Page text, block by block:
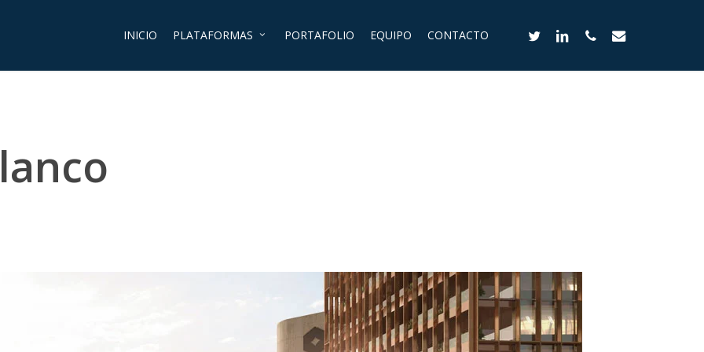
INICIO PLATAFORMAS PORTAFOLIO EQUIPO CONTACTO twitter linkedin phone email